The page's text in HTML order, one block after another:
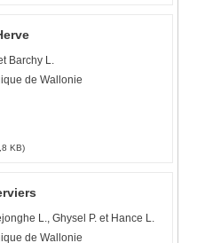
Barchy L.
de Wallonie
KB)
L., Ghysel P. et Hance L.
de Wallonie